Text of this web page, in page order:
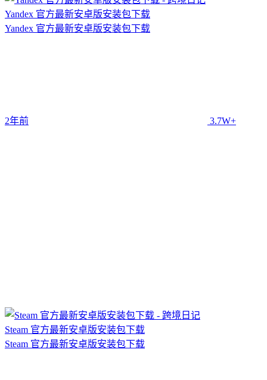
Yandex 官方最新安卓版安装包下载
Yandex 官方最新安卓版安装包下载
2年前 3.7W+
Steam 官方最新安卓版安装包下载
Steam 官方最新安卓版安装包下载